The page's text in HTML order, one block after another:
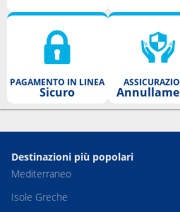
PAGAMENTO IN LINEA
Sicuro
Destinazioni più popolari
Mediterraneo
Isole Greche